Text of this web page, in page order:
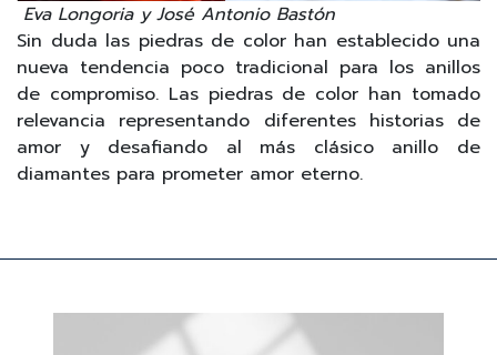
Eva Longoria y José Antonio Bastón
Sin duda las piedras de color han establecido una
nueva tendencia poco tradicional para los anillos
de compromiso. Las piedras de color han tomado
relevancia representando diferentes historias de
amor y desafiando al más clásico anillo de
diamantes para prometer amor eterno.